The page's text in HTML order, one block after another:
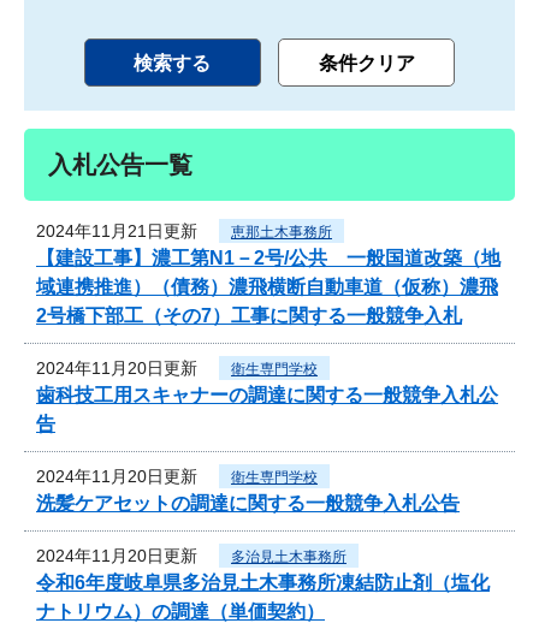
入札公告一覧
2024年11月21日更新 恵那土木事務所
【建設工事】濃工第N1－2号/公共 一般国道改築（地
域連携推進）（債務）濃飛横断自動車道（仮称）濃飛
2号橋下部工（その7）工事に関する一般競争入札
2024年11月20日更新 衛生専門学校
歯科技工用スキャナーの調達に関する一般競争入札公
告
2024年11月20日更新 衛生専門学校
洗髪ケアセットの調達に関する一般競争入札公告
2024年11月20日更新 多治見土木事務所
令和6年度岐阜県多治見土木事務所凍結防止剤（塩化
ナトリウム）の調達（単価契約）